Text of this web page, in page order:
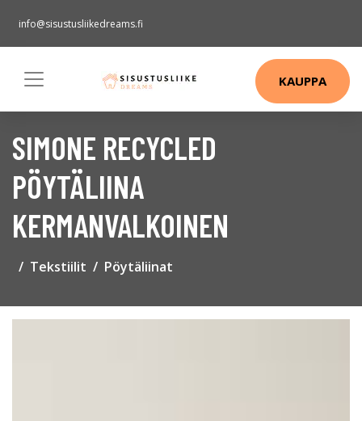
info@sisustusliikedreams.fi
KAUPPA
SIMONE RECYCLED
PÖYTÄLIINA
KERMANVALKOINEN
Tekstiilit Pöytäliinat